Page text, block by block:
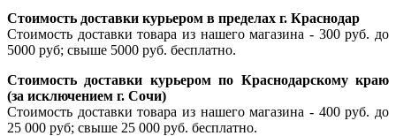
Стоимость доставки курьером в пределах г. Краснодар
Стоимость доставки товара из нашего магазина - 300 руб. до
5000 руб; свыше 5000 руб. бесплатно.
Стоимость доставки курьером по Краснодарскому краю
(за исключением г. Сочи)
Стоимость доставки товара из нашего магазина - 400 руб. до
25 000 руб; свыше 25 000 руб. бесплатно.